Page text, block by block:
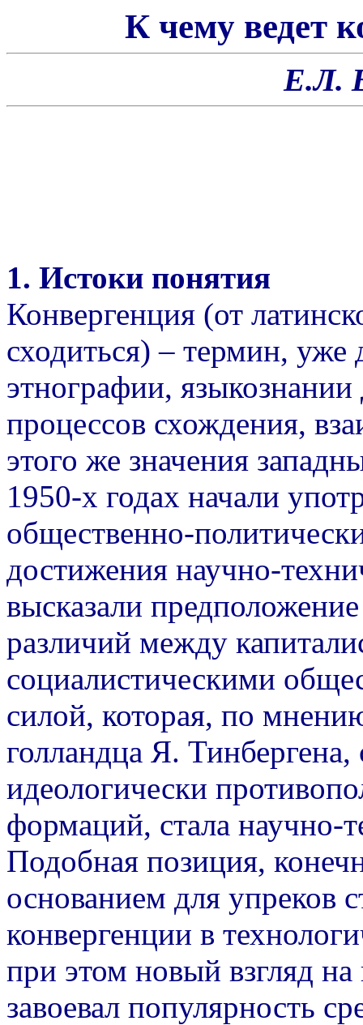
К чему ведет
Е.Л.
1. Истоки понятия
Конвергенция (от
сходиться) – термин,
этнографии,
процессов схождения,
этого же значения
1950-х годах начали
общественно-
достижения научно-
высказали
различий между
социалистическими
силой, которая, по
голландца Я.
идеологически
формаций, стала научно-
Подобная позиция,
основанием для упреков
конвергенции в
при этом новый взгляд
завоевал популярность